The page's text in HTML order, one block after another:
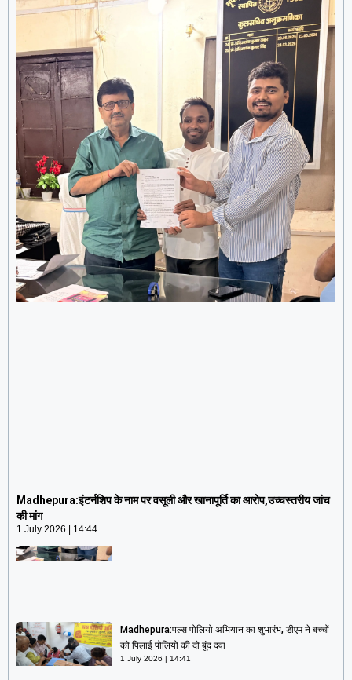
Madhepura:इंटर्नशिप के नाम पर वसूली और खानापूर्ति का आरोप,उच्चस्तरीय जांच
की मांग
1 July 2026 14:44
1 July 2026 14:44
Madhepura:पल्स पोलियो अभियान का शुभारंभ, डीएम ने बच्चों
को पिलाई पोलियो की दो बूंद दवा
1 July 2026 14:41